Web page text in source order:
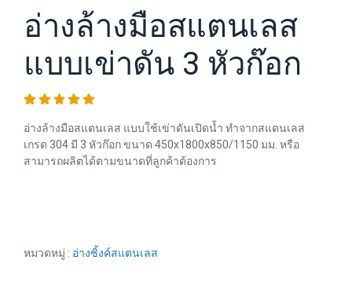
อ่างล้างมือสแตนเลส
แบบเข่าดัน 3 หัวก๊อก
อ่างล้างมือสแตนเลส แบบใช้เข่าดันเปิดน้ำ ทำจากสแตนเลส
เกรด 304 มี 3 หัวก๊อก ขนาด 450x1800x850/1150 มม. หรือ
สามารถผลิตได้ตามขนาดที่ลูกค้าต้องการ
หมวดหมู่ : อ่างซิ้งค์สแตนเลส